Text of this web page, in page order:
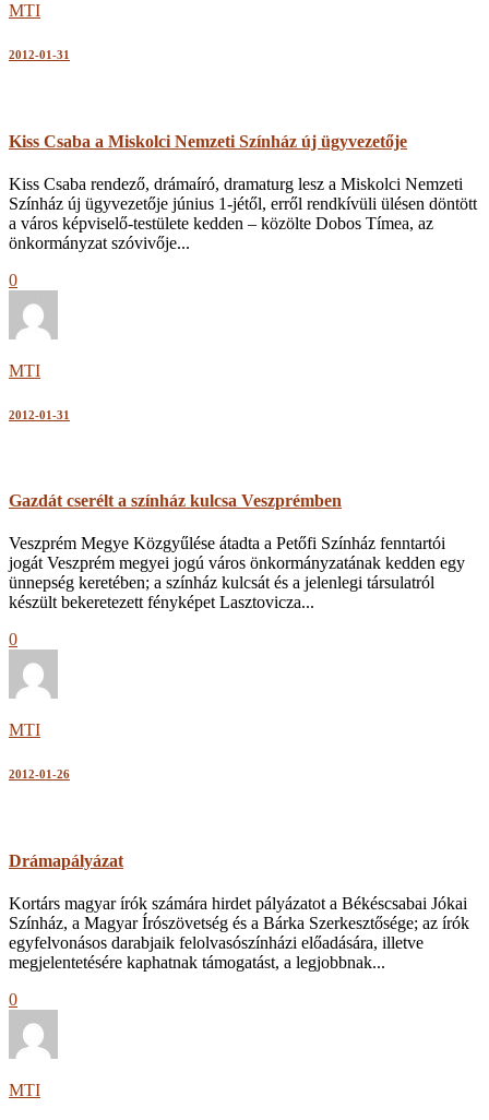
MTI
2012-01-31
Kiss Csaba a Miskolci Nemzeti Színház új ügyvezetője
Kiss Csaba rendező, drámaíró, dramaturg lesz a Miskolci Nemzeti
Színház új ügyvezetője június 1-jétől, erről rendkívüli ülésen döntött
a város képviselő-testülete kedden – közölte Dobos Tímea, az
önkormányzat szóvivője...
0
MTI
2012-01-31
Gazdát cserélt a színház kulcsa Veszprémben
Veszprém Megye Közgyűlése átadta a Petőfi Színház fenntartói
jogát Veszprém megyei jogú város önkormányzatának kedden egy
ünnepség keretében; a színház kulcsát és a jelenlegi társulatról
készült bekeretezett fényképet Lasztovicza...
0
MTI
2012-01-26
Drámapályázat
Kortárs magyar írók számára hirdet pályázatot a Békéscsabai Jókai
Színház, a Magyar Írószövetség és a Bárka Szerkesztősége; az írók
egyfelvonásos darabjaik felolvasószínházi előadására, illetve
megjelentetésére kaphatnak támogatást, a legjobbnak...
0
MTI